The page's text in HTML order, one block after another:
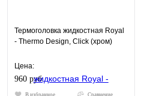
Термоголовка жидкостная Royal
- Thermo Design, Click (хром)
Цена:
960 руб.
В избранное Сравнение